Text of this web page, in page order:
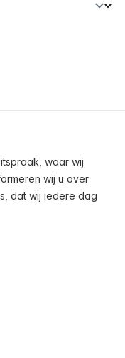
waar wij
wij u over
dat wij iedere dag